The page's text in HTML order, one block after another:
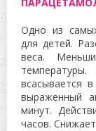
Одно из
для детей.
веса.
всасывается
выраженный
минут.
часов.